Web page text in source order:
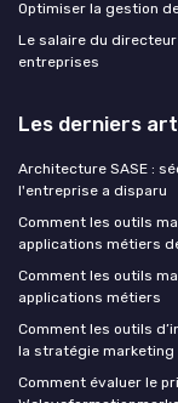
Optimiser la gestion
Le salaire du
entreprises
Les derniers
Architecture SASE :
l'entreprise a disparu
Comment les outils
applications métiers
Comment les outils
applications métiers
Comment les outils
la stratégie marketing
Comment évaluer le